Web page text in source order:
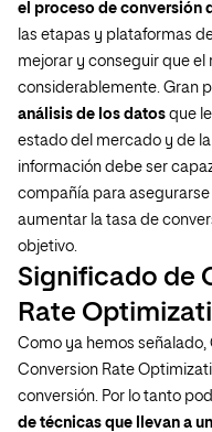
el proceso de conversión
las etapas y plataformas
mejorar y conseguir que
considerablemente. Gran
análisis de los datos que
estado del mercado y de
información debe ser
compañía para
aumentar la tasa de
objetivo.
Significado de
Rate
Como ya hemos señalado,
Conversion Rate
conversión. Por lo tanto
de técnicas que llevan a